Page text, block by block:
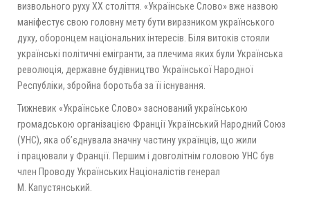
визвольного руху ХХ століття. «Українське Слово» вже назвою
маніфестує свою головну мету бути виразником українського
духу, оборонцем національних інтересів. Біля витоків стояли
українські політичні емігранти, за плечима яких були Українська
революція, державне будівництво Української Народної
Республіки, збройна боротьба за її існування.
Тижневик «Українське Слово» заснований українською
громадською організацією Франції Український Народний Союз
(УНС), яка об’єднувала значну частину українців, що жили
і працювали у Франції. Першим і довголітнім головою УНС був
член Проводу Українських Націоналістів генерал
М. Капустянський.